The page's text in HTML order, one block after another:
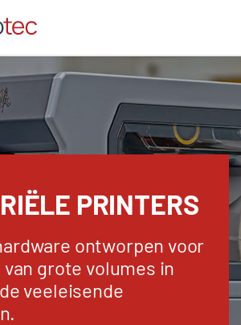
PRINTERS
ontworpen voor
grote volumes in
veeleisende